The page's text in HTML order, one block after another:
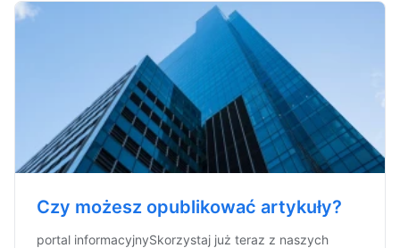
Czy możesz opublikować artykuły?
portal informacyjnySkorzystaj już teraz z naszych